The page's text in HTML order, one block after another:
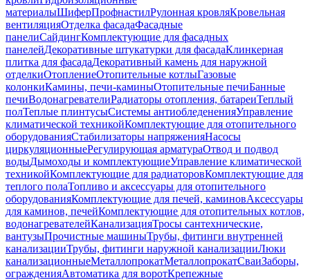
материалыШиферПрофнастилРулонная кровляКровельная
вентиляцияОтделка фасадаФасадные
панелиСайдингКомплектующие для фасадных
панелейДекоративные штукатурки для фасадаКлинкерная
плитка для фасадаДекоративный камень для наружной
отделкиОтоплениеОтопительные котлыГазовые
колонкиКамины, печи-каминыОтопительные печиБанные
печиВодонагревателиРадиаторы отопления, батареиТеплый
полТеплые плинтусыСистемы антиобледененияУправление
климатической техникойКомплектующие для отопительного
оборудованияСтабилизаторы напряженияНасосы
циркуляционныеРегулирующая арматураОтвод и подвод
водыДымоходы и комплектующиеУправление климатической
техникойКомплектующие для радиаторовКомплектующие для
теплого полаТопливо и аксессуары для отопительного
оборудованияКомплектующие для печей, каминовАксессуары
для каминов, печейКомплектующие для отопительных котлов,
водонагревателейКанализацияТросы сантехнические,
вантузыПрочистные машиныТрубы, фитинги внутренней
канализацииТрубы, фитинги наружной канализацииЛюки
канализационныеМеталлопрокатМеталлопрокатСваиЗаборы,
огражденияАвтоматика для воротКрепежные